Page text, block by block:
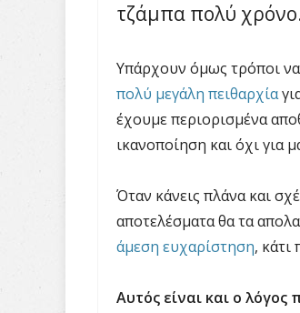
τζάμπα πολύ
Υπάρχουν όμως τρόποι να
πολύ μεγάλη πειθαρχία
έχουμε περιορισμένα
ικανοποίηση και όχι για
Όταν κάνεις πλάνα και
αποτελέσματα θα τα
άμεση ευχαρίστηση, κάτι
Αυτός είναι και ο